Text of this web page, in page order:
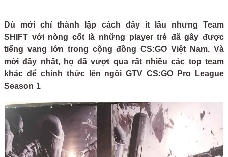
Dù mới chỉ thành lập cách đây ít lâu nhưng Team
SHIFT với nòng cốt là những player trẻ đã gây được
tiếng vang lớn trong cộng đồng CS:GO Việt Nam. Và
mới đây nhất, họ đã vượt qua rất nhiều các top team
khác để chính thức lên ngôi GTV CS:GO Pro League
Season 1